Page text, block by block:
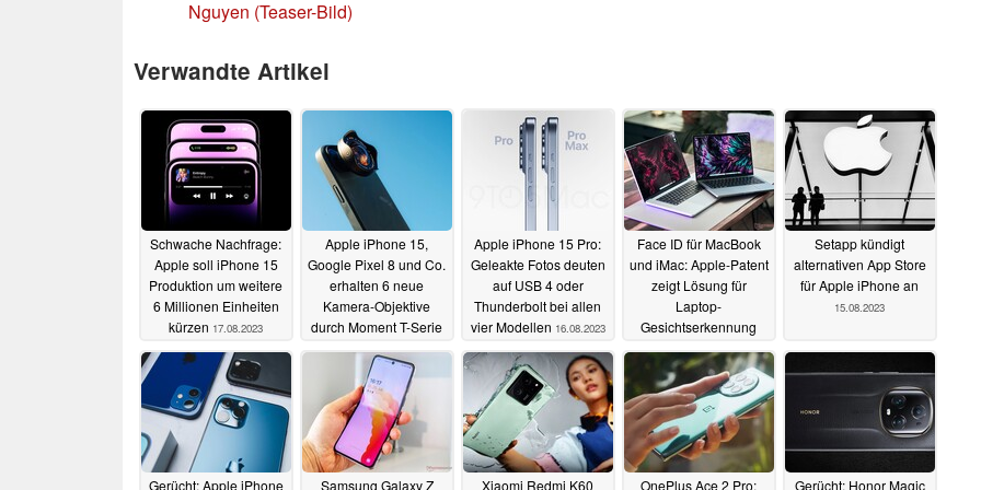
Nguyen (Teaser-Bild)
Verwandte Artikel
Schwache Nachfrage:
Apple soll iPhone 15
Produktion um weitere
6 Millionen Einheiten
kürzen 17.08.2023
Apple iPhone 15,
Google Pixel 8 und Co.
erhalten 6 neue
Kamera-Objektive
durch Moment T-Serie
17.08.2023
Apple iPhone 15 Pro:
Geleakte Fotos deuten
auf USB 4 oder
Thunderbolt bei allen
vier Modellen 16.08.2023
Face ID für MacBook
und iMac: Apple-Patent
zeigt Lösung für
Laptop-
Gesichtserkennung
15.08.2023
Setapp kündigt
alternativen App Store
für Apple iPhone an
15.08.2023
Gerücht: Apple iPhone Samsung Galaxy Z Xiaomi Redmi K60 OnePlus Ace 2 Pro: Gerücht: Honor Magic